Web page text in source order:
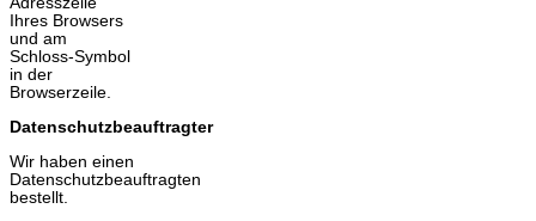
Ihres Browsers
und am
Schloss-Symbol
in der
Browserzeile.
Datenschutzbeauftragter
Wir haben einen
Datenschutzbeauftragten
bestellt.